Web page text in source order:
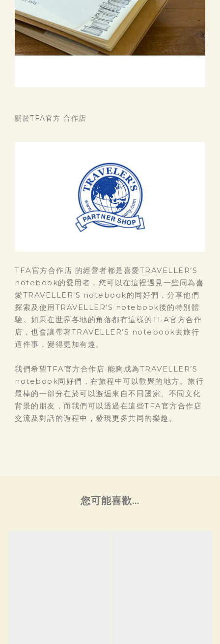
關於TFA官方 合作店
TFA官方合作店 的經營者都是喜愛TRAVELLER’S
notebook的愛用者，您可以在這裡遇見一些同為喜
愛TRAVELLER’S notebook的同好們，分享他們
探索及使用TRAVELLER’S notebook後的特別體
驗。如果在世界各地的角落都有這樣的TFA官方合作
店，也會讓帶著TRAVELLER’S notebook去旅行
這件事，變得更加有趣。
我們希望TFA官方合作店 能夠成為TRAVELLER’S
notebook同好們，在旅程中可以歡聚的地方。旅行
最棒的一部分在於可以邂逅來自不同國家、不同文化
背景的朋友，而我們可以透過在這些TFA官方合作店
交流及對話的過程中，發現更多共同的樂趣。
您可能喜歡...